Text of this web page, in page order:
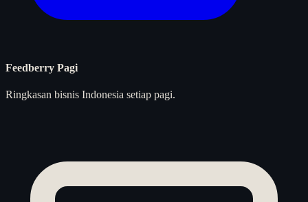
Feedberry Pagi
Ringkasan bisnis Indonesia setiap pagi.